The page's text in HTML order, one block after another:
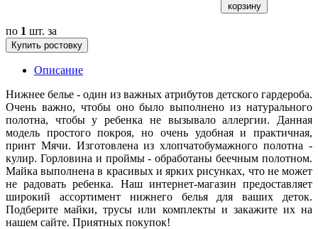
корзину
по 1 шт. за
Купить ростовку
Описание
Нижнее белье - один из важных атрибутов детского гардероба.
Очень важно, чтобы оно было выполнено из натурального
полотна, чтобы у ребенка не вызывало аллергии. Данная
модель простого покроя, но очень удобная и практичная,
принт Мячи. Изготовлена из хлопчатобумажного полотна -
кулир. Горловина и проймы - обработаны беечным полотном.
Майка выполнена в красивых и ярких рисунках, что не может
не радовать ребенка. Наш интернет-магазин предоставляет
широкий ассортимент нижнего белья для ваших деток.
Подберите майки, трусы или комплекты и закажите их на
нашем сайте. Приятных покупок!